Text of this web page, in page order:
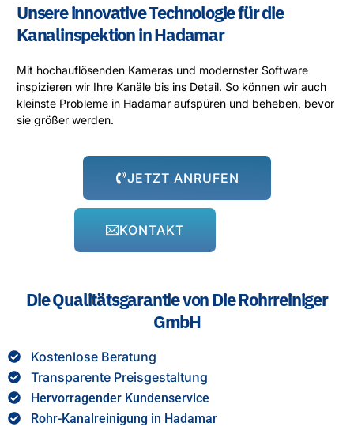
Unsere innovative Technologie für die
Kanalinspektion in Hadamar
Mit hochauflösenden Kameras und modernster Software
inspizieren wir Ihre Kanäle bis ins Detail. So können wir auch
kleinste Probleme in Hadamar aufspüren und beheben, bevor
sie größer werden.
JETZT ANRUFEN
KONTAKT
Die Qualitätsgarantie von Die Rohrreiniger
GmbH
Kostenlose Beratung
Transparente Preisgestaltung
Hervorragender Kundenservice
Rohr-Kanalreinigung in Hadamar